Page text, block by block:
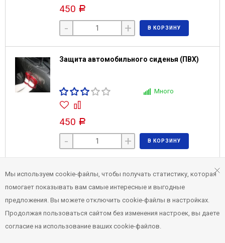
450 Р
- + В КОРЗИНУ
Защита автомобильного сиденья (ПВХ)
Много
450 Р
- + В КОРЗИНУ
Дождевик для коляски-трансформера с
Много
Мы используем cookie-файлы, чтобы получать статистику, которая
помогает показывать вам самые интересные и выгодные
предложения. Вы можете отключить cookie-файлы в настройках.
Продолжая пользоваться сайтом без изменения настроек, вы даете
согласие на использование ваших cookie-файлов.